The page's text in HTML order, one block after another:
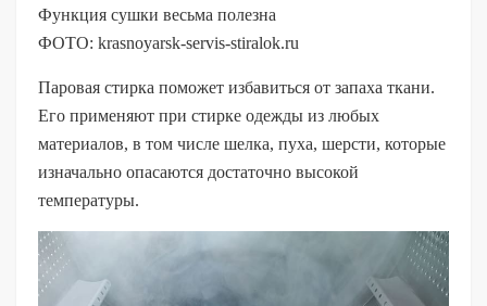
Функция сушки весьма полезна
ФОТО: krasnoyarsk-servis-stiralok.ru
Паровая стирка поможет избавиться от запаха ткани.
Его применяют при стирке одежды из любых
материалов, в том числе шелка, пуха, шерсти, которые
изначально опасаются достаточно высокой
температуры.